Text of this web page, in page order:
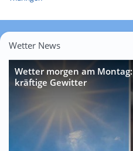
Wetter News
Wetter morgen am
kräftige Gewitter